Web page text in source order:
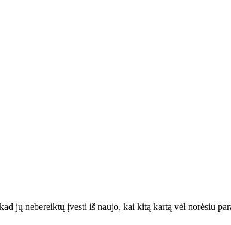
jų nebereiktų įvesti iš naujo, kai kitą kartą vėl norėsiu